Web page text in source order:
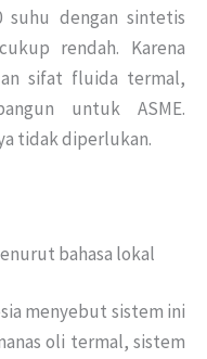
suhu dengan sintetis
rendah. Karena
sifat fluida termal,
untuk ASME.
tidak diperlukan.
bahasa lokal
menyebut sistem ini
oli termal, sistem